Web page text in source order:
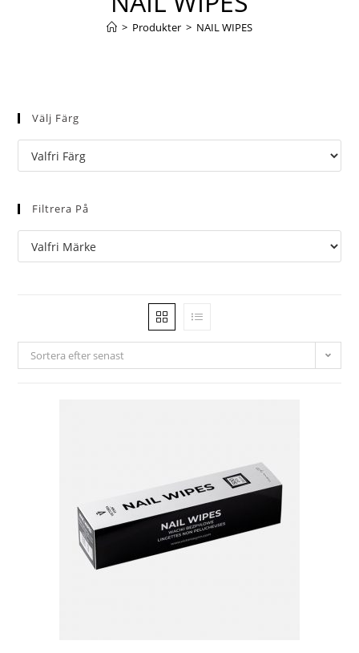
> Produkter > NAIL WIPES
Välj Färg
Filtrera På
Sortera efter senast